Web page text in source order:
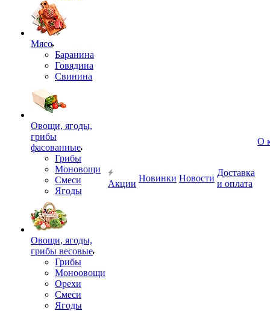
Мясо
Баранина
Говядина
Свинина
Овощи, ягоды,
грибы
фасованные
Грибы
Моновощи
Смеси
Ягоды
Овощи, ягоды,
грибы весовые
Грибы
Моноовощи
Орехи
Смеси
Ягоды
Акции
Новинки Новости
Доставка
и оплата
О